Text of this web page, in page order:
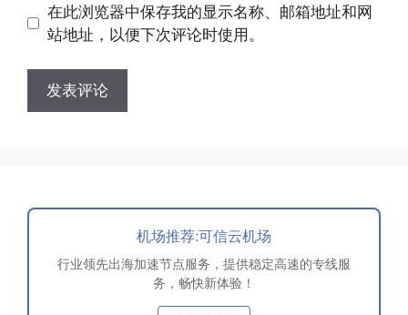
址
址
在此浏览器中保存我的显示名称、邮箱地址和网
站地址，以便下次评论时使用。
机场推荐:可信云机场
行业领先出海加速节点服务，提供稳定高速的专线服
务，畅快新体验！